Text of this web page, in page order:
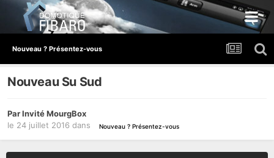
Nouveau ? Présentez-vous
Nouveau Su Sud
Par Invité MourgBox
le 24 juillet 2016 dans Nouveau ? Présentez-vous